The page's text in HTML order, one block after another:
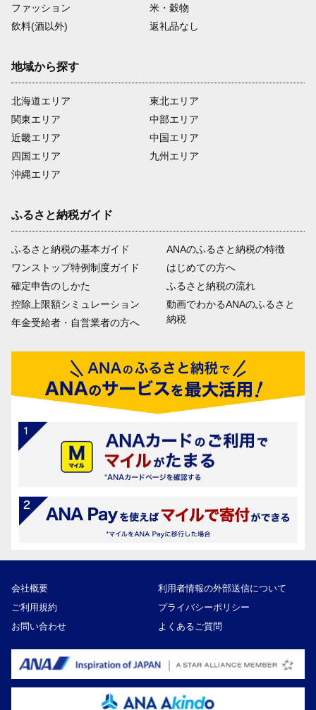
ファッション
米・穀物
飲料(酒以外)
返礼品なし
地域から探す
北海道エリア
関東エリア
近畿エリア
四国エリア
沖縄エリア
東北エリア
中部エリア
中国エリア
九州エリア
ふるさと納税ガイド
ふるさと納税の基本ガイド
ワンストップ特例制度ガイド
確定申告のしかた
控除上限額シミュレーション
年金受給者・自営業者の方へ
ANAのふるさと納税の特徴
はじめての方へ
ふるさと納税の流れ
動画でわかるANAのふるさと
納税
会社概要
利用者情報の外部送信について
ご利用規約
プライバシーポリシー
お問い合わせ
よくあるご質問